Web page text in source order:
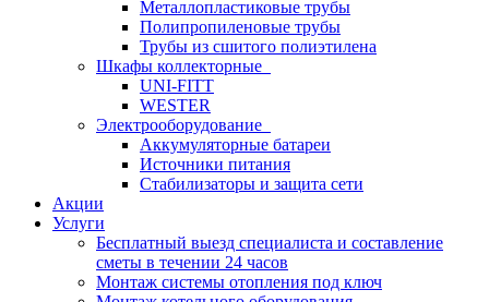
Металлопластиковые трубы
Полипропиленовые трубы
Трубы из сшитого полиэтилена
Шкафы коллекторные
UNI-FITT
WESTER
Электрооборудование
Аккумуляторные батареи
Источники питания
Стабилизаторы и защита сети
Акции
Услуги
Бесплатный выезд специалиста и составление
сметы в течении 24 часов
Монтаж системы отопления под ключ